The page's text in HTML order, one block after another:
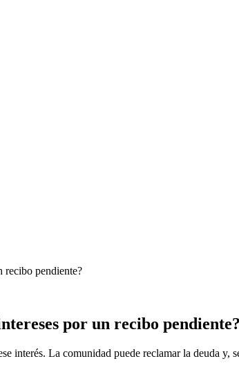
recibo pendiente?
por un recibo pendiente?
interés. La comunidad puede reclamar la deuda y,